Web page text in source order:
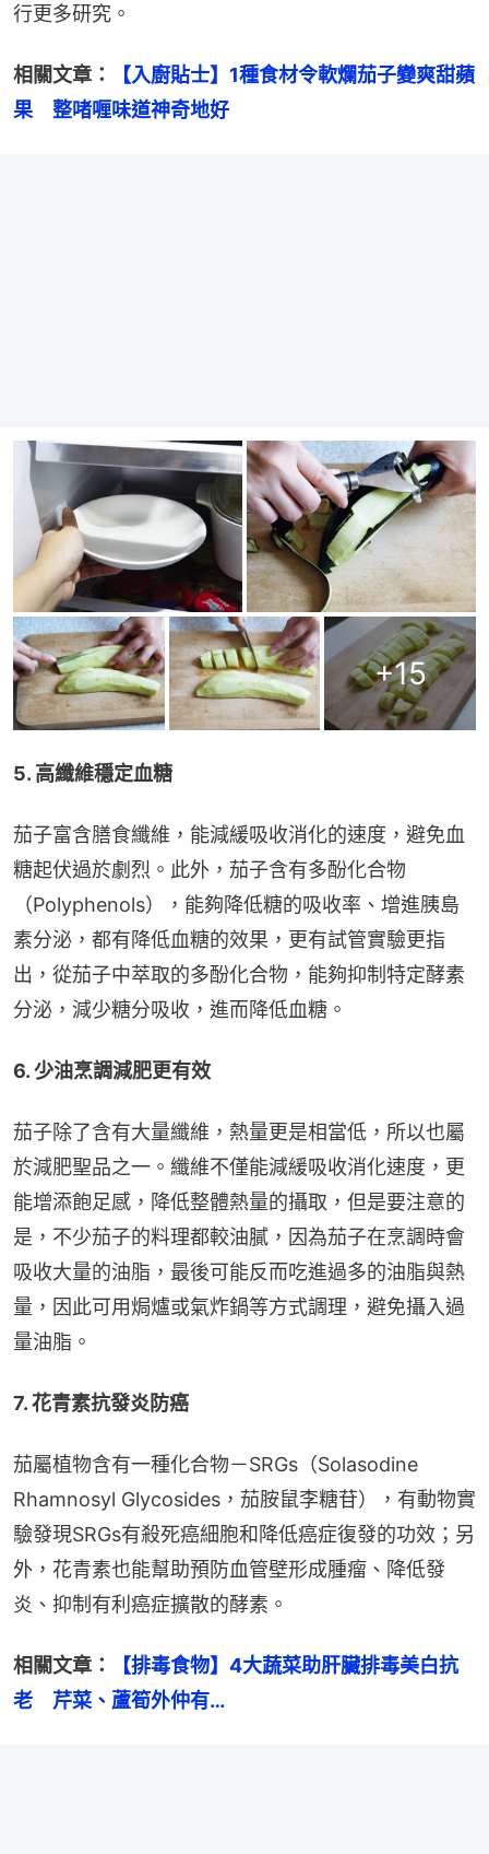
行更多研究。
相關文章：
【入廚貼士】1種食材令軟爛茄子變爽甜蘋
果　整啫喱味道神奇地好
+15
5. 高纖維穩定血糖
茄子富含膳食纖維，能減緩吸收消化的速度，避免血
糖起伏過於劇烈。此外，茄子含有多酚化合物
（Polyphenols），能夠降低糖的吸收率、增進胰島
素分泌，都有降低血糖的效果，更有試管實驗更指
出，從茄子中萃取的多酚化合物，能夠抑制特定酵素
分泌，減少糖分吸收，進而降低血糖。
6. 少油烹調減肥更有效
茄子除了含有大量纖維，熱量更是相當低，所以也屬
於減肥聖品之一。纖維不僅能減緩吸收消化速度，更
能增添飽足感，降低整體熱量的攝取，但是要注意的
是，不少茄子的料理都較油膩，因為茄子在烹調時會
吸收大量的油脂，最後可能反而吃進過多的油脂與熱
量，因此可用焗爐或氣炸鍋等方式調理，避免攝入過
量油脂。
7. 花青素抗發炎防癌
茄屬植物含有一種化合物－SRGs（Solasodine
Rhamnosyl Glycosides，茄胺鼠李糖苷），有動物實
驗發現SRGs有殺死癌細胞和降低癌症復發的功效；另
外，花青素也能幫助預防血管壁形成腫瘤、降低發
炎、抑制有利癌症擴散的酵素。
相關文章：
【排毒食物】4大蔬菜助肝臟排毒美白抗
老　芹菜、蘆筍外仲有…